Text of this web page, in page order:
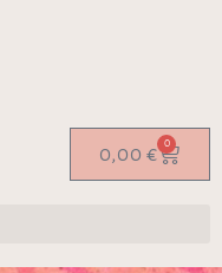
0,00 € 0